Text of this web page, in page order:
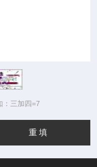
：三加四=7